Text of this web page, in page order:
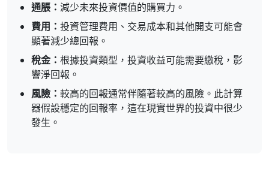
通脹： 減少未來投資價值的購買力。
費用： 投資管理費用、交易成本和其他開支可能會
顯著減少總回報。
稅金： 根據投資類型，投資收益可能需要繳稅，影
響淨回報。
風險： 較高的回報通常伴隨著較高的風險。此計算
器假設穩定的回報率，這在現實世界的投資中很少
發生。